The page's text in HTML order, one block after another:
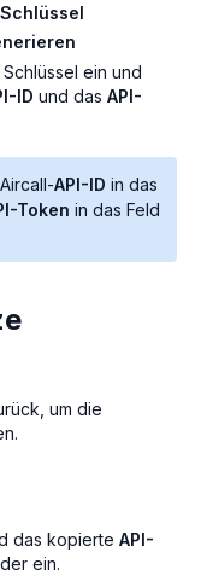
ein und
ID und das API-
API-ID in das
Token in das Feld
um die
das kopierte API-
ein.